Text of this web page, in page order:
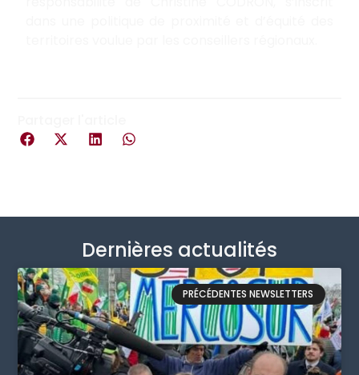
Dernières actualités
PRÉCÉDENTES NEWSLETTERS